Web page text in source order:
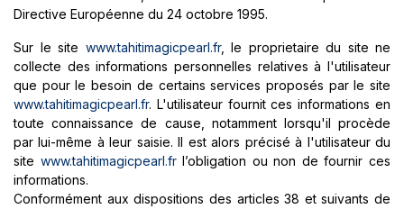
Directive Européenne du 24 octobre 1995.
Sur le site www.tahitimagicpearl.fr, le proprietaire du site ne
collecte des informations personnelles relatives à l'utilisateur
que pour le besoin de certains services proposés par le site
www.tahitimagicpearl.fr. L'utilisateur fournit ces informations en
toute connaissance de cause, notamment lorsqu'il procède
par lui-même à leur saisie. Il est alors précisé à l'utilisateur du
site www.tahitimagicpearl.frl’obligation ou non de fournir ces
informations.
Conformément aux dispositions des articles 38 et suivants de